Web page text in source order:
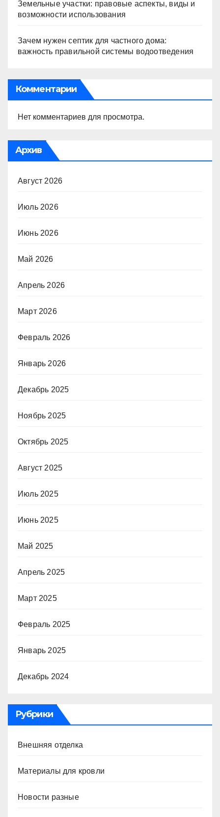
Земельные участки: правовые аспекты, виды и
возможности использования
Зачем нужен септик для частного дома:
важность правильной системы водоотведения
Комментарии
Нет комментариев для просмотра.
Архив
Август 2026
Июль 2026
Июнь 2026
Май 2026
Апрель 2026
Март 2026
Февраль 2026
Январь 2026
Декабрь 2025
Ноябрь 2025
Октябрь 2025
Август 2025
Июль 2025
Июнь 2025
Май 2025
Апрель 2025
Март 2025
Февраль 2025
Январь 2025
Декабрь 2024
Рубрики
Внешняя отделка
Материалы для кровли
Новости разные